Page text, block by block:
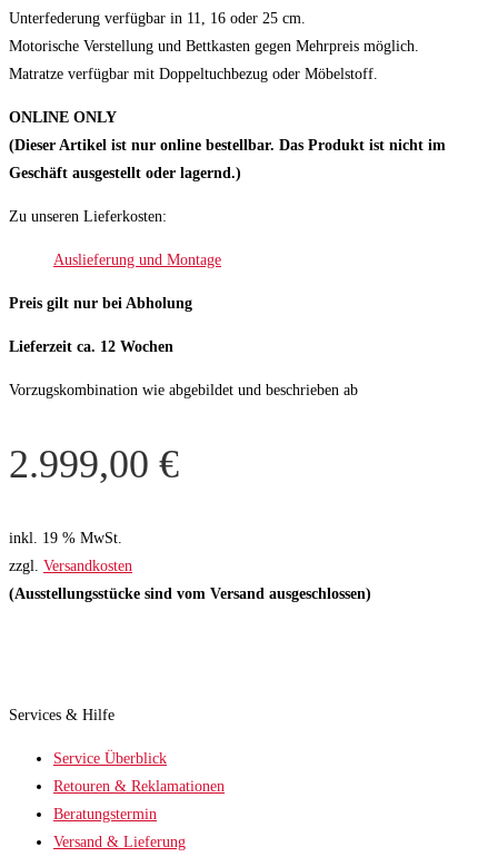
Unterfederung verfügbar in 11, 16 oder 25 cm.
Motorische Verstellung und Bettkasten gegen Mehrpreis möglich.
Matratze verfügbar mit Doppeltuchbezug oder Möbelstoff.
ONLINE ONLY
(Dieser Artikel ist nur online bestellbar. Das Produkt ist nicht im
Geschäft ausgestellt oder lagernd.)
Zu unseren Lieferkosten:
Auslieferung und Montage
Preis gilt nur bei Abholung
Lieferzeit ca. 12 Wochen
Vorzugskombination wie abgebildet und beschrieben ab
2.999,00 €
inkl. 19 % MwSt.
zzgl. Versandkosten
(Ausstellungsstücke sind vom Versand ausgeschlossen)
Services & Hilfe
Service Überblick
Retouren & Reklamationen
Beratungstermin
Versand & Lieferung